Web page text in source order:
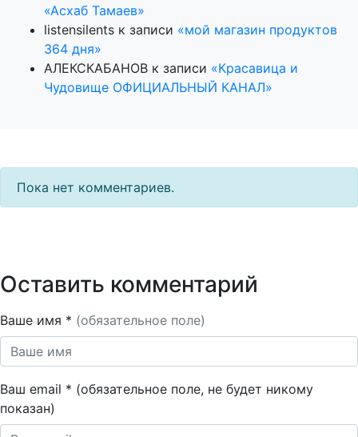
«Асхаб Тамаев»
listensilents к записи «мой магазин продуктов
364 дня»
АЛЕКСКАБАНОВ к записи «Красавица и
Чудовище ОФИЦИАЛЬНЫЙ КАНАЛ»
Пока нет комментариев.
Оставить комментарий
Ваше имя * (обязательное поле)
Ваш email * (обязательное поле, не будет никому
показан)